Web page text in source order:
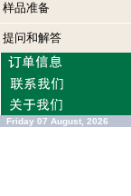
样品准备
提问和解答
Friday 07 August, 2026